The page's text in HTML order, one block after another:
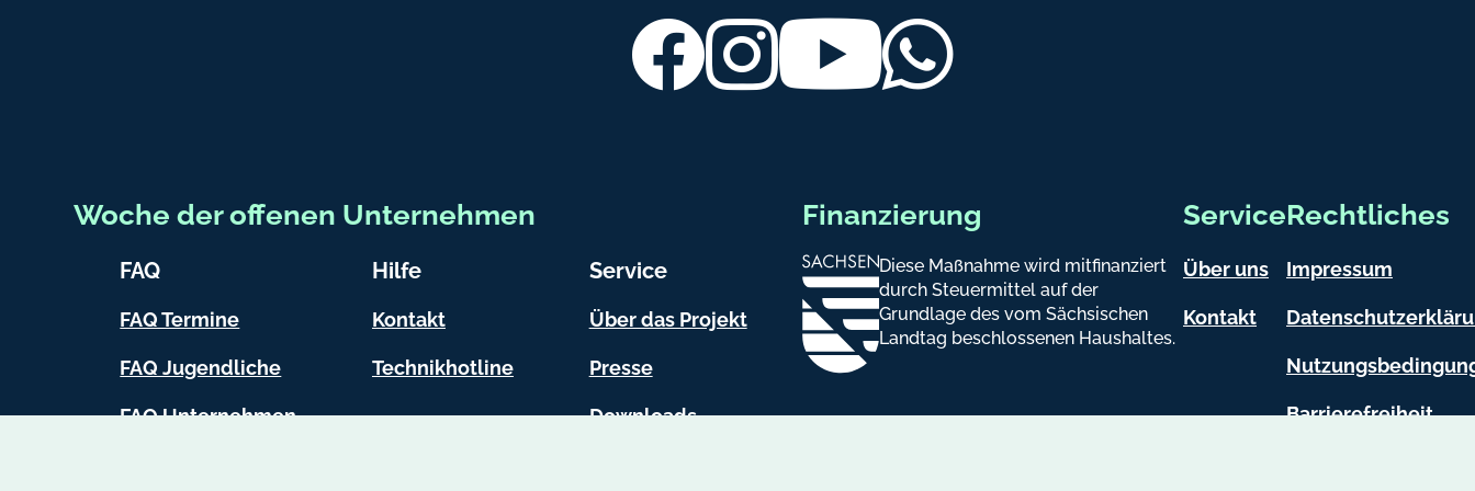
FacebookInstagram Youtube
Woche der offenen Unternehmen
FAQ
FAQ Termine
FAQ Jugendliche
FAQ Unternehmen
Hilfe
Kontakt
Technikhotline
Service
Über das Projekt
Presse
Downloads
Finanzierung
Diese Maßnahme wird mitfinanziert
durch Steuermittel auf der
Grundlage des vom Sächsischen
Landtag beschlossenen Haushaltes.
Service
Über uns
Kontakt
Rechtliches
Impressum
Barrierefreiheit